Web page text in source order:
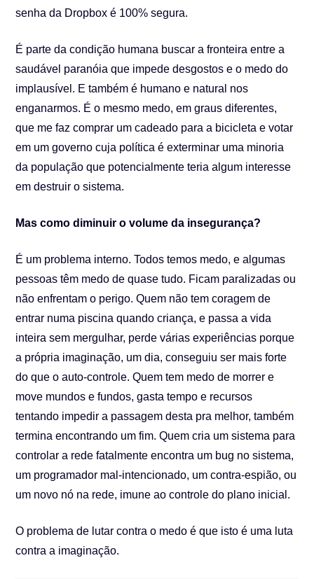
senha da Dropbox é 100% segura.
É parte da condição humana buscar a fronteira entre a
saudável paranóia que impede desgostos e o medo do
implausível. E também é humano e natural nos
enganarmos. É o mesmo medo, em graus diferentes,
que me faz comprar um cadeado para a bicicleta e votar
em um governo cuja política é exterminar uma minoria
da população que potencialmente teria algum interesse
em destruir o sistema.
Mas como diminuir o volume da insegurança?
É um problema interno. Todos temos medo, e algumas
pessoas têm medo de quase tudo. Ficam paralizadas ou
não enfrentam o perigo. Quem não tem coragem de
entrar numa piscina quando criança, e passa a vida
inteira sem mergulhar, perde várias experiências porque
a própria imaginação, um dia, conseguiu ser mais forte
do que o auto-controle. Quem tem medo de morrer e
move mundos e fundos, gasta tempo e recursos
tentando impedir a passagem desta pra melhor, também
termina encontrando um fim. Quem cria um sistema para
controlar a rede fatalmente encontra um bug no sistema,
um programador mal-intencionado, um contra-espião, ou
um novo nó na rede, imune ao controle do plano inicial.
O problema de lutar contra o medo é que isto é uma luta
contra a imaginação.